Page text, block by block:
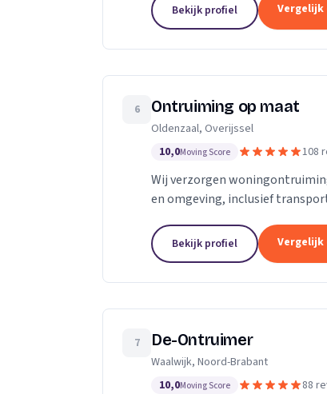
Bekijk profiel
6 Ontruiming op maat
Oldenzaal, Overijssel
10,0Moving Score 108
Wij verzorgen
en omgeving, inclusief
Bekijk profiel
7 De-Ontruimer
Waalwijk, Noord-Brabant
10,0Moving Score 88